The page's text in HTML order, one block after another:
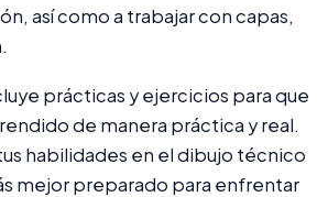
así como a trabajar con capas,
prácticas y ejercicios para que
de manera práctica y real.
habilidades en el dibujo técnico
mejor preparado para enfrentar